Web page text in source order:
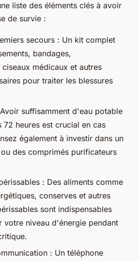
liste des éléments clés à avoir
de survie :
secours : Un kit complet
bandages,
médicaux et autres
pour traiter les blessures
suffisamment d'eau potable
72 heures est crucial en cas
également à investir dans un
des comprimés purificateurs
: Des aliments comme
conserves et autres
sont indispensables
votre niveau d'énergie pendant
: Un téléphone